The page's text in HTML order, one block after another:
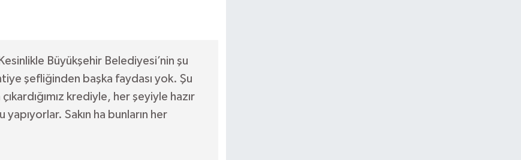
Büyükşehir Belediyesi’nin şu
şefliğinden başka faydası yok. Şu
krediyle, her şeyiyle hazır
Sakın ha bunların her